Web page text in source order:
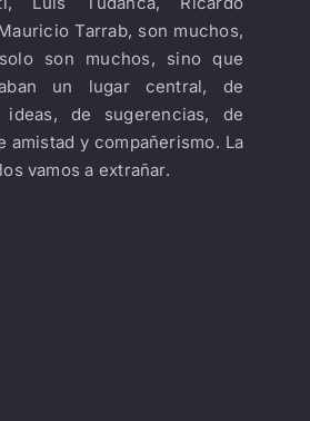
Tarrab, son muchos,
son muchos, sino que
un lugar central, de
de sugerencias, de
amistad y compañerismo. La
vamos a extrañar.